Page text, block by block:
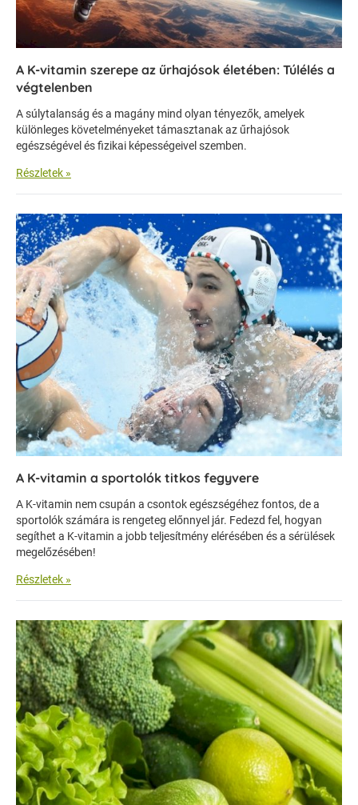
A K-vitamin szerepe az űrhajósok életében: Túlélés a
végtelenben
A súlytalanság és a magány mind olyan tényezők, amelyek
különleges követelményeket támasztanak az űrhajósok
egészségével és fizikai képességeivel szemben.
Részletek »
A K-vitamin a sportolók titkos fegyvere
A K-vitamin nem csupán a csontok egészségéhez fontos, de a
sportolók számára is rengeteg előnnyel jár. Fedezd fel, hogyan
segíthet a K-vitamin a jobb teljesítmény elérésében és a sérülések
megelőzésében!
Részletek »